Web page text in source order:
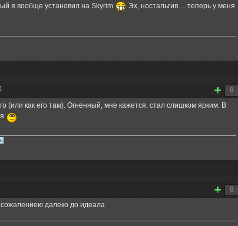
я вообще установил на Skyrim
Эх, ностальгия.... теперь у меня
0
(или как его там). Огненный, мне кажется, стал слишком ярким. В
0
далеко до идеала